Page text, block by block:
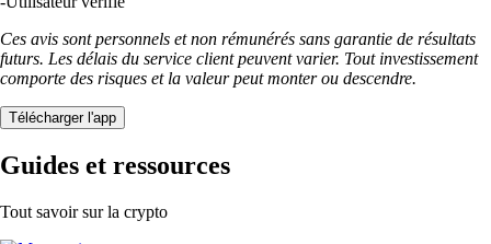
Ces avis sont personnels et non rémunérés sans garantie de résultats
futurs. Les délais du service client peuvent varier. Tout investissement
comporte des risques et la valeur peut monter ou descendre.
Télécharger l'app
Guides et ressources
Tout savoir sur la crypto